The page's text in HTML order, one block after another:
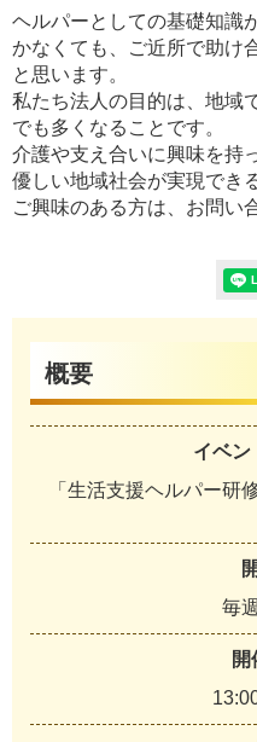
ヘルパーとしての基礎知識
かなくても、ご近所で助け
と思います。
私たち法人の目的は、地域
でも多くなることです。
介護や支え合いに興味を持
優しい地域社会が実現でき
ご興味のある方は、お問い
概要
イベン
「生活支援ヘルパー研
毎
開